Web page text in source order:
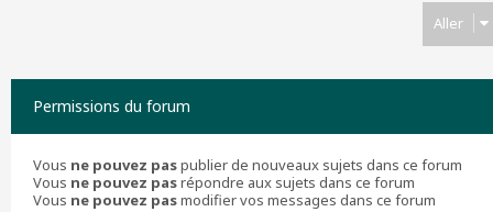
Aller
Permissions du forum
Vous ne pouvez paspublier de nouveaux sujets dans ce forum
Vous ne pouvez pasrépondre aux sujets dans ce forum
Vous ne pouvez pasmodifier vos messages dans ce forum